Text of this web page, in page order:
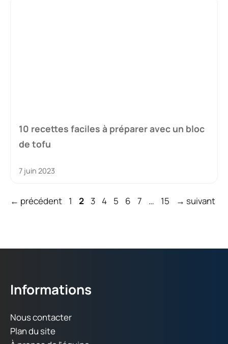
10 recettes faciles à préparer avec un bloc
de tofu
7 juin 2023
← précédent Page
1 Page
2 Page
3 Page
4 Page
5 Page
6 Page
7 … Page
15 → suivant
Informations
Nous contacter
Plan du site